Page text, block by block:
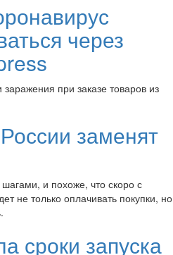
через
при заказе товаров из
заменят
и похоже, что скоро с
не только оплачивать покупки, но
сроки запуска